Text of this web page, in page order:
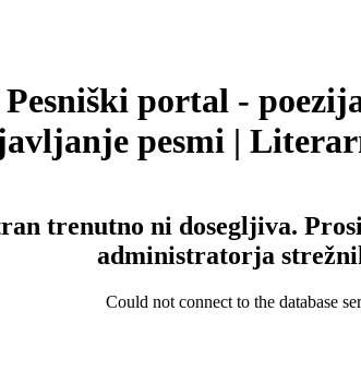
Pesniški portal -
pesmi |
trenutno ni dosegljiva.
administratorja
Could not connect to the database